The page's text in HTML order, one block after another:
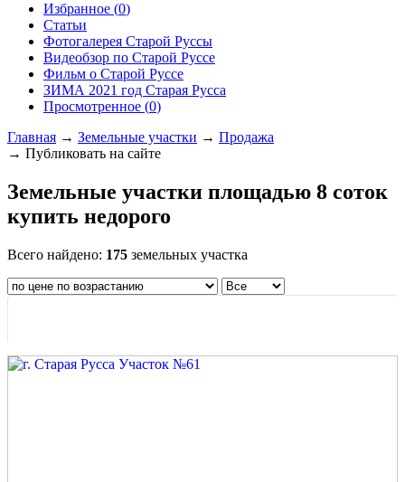
Избранное (0)
Статьи
Фотогалерея Старой Руссы
Видеобзор по Старой Руссе
Фильм о Старой Руссе
ЗИМА 2021 год Старая Русса
Просмотренное (0)
Главная → Земельные участки → Продажа
→ Публиковать на сайте
Земельные участки площадью 8 соток
купить недорого
Всего найдено: 175 земельных участка